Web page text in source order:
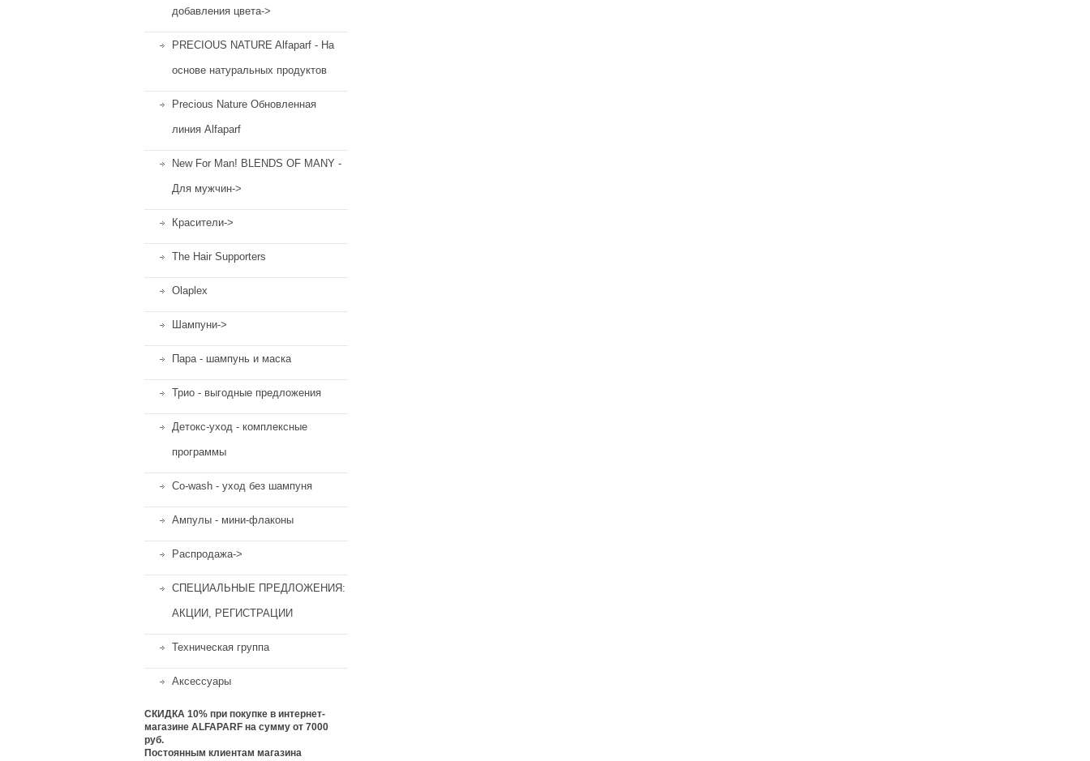
добавления цвета->
PRECIOUS NATURE Alfaparf - На
основе натуральных продуктов
Precious Nature Обновленная
линия Alfaparf
New For Man! BLENDS OF MANY -
Для мужчин->
Красители->
The Hair Supporters
Olaplex
Шампуни->
Пара - шампунь и маска
Трио - выгодные предложения
Детокс-уход - комплексные
программы
Co-wash - уход без шампуня
Ампулы - мини-флаконы
Распродажа->
СПЕЦИАЛЬНЫЕ ПРЕДЛОЖЕНИЯ:
АКЦИИ, РЕГИСТРАЦИИ
Техническая группа
Аксессуары
СКИДКА 10% при покупке в интернет-
магазине ALFAPARF на сумму от 7000
руб.
Постоянным клиентам магазина